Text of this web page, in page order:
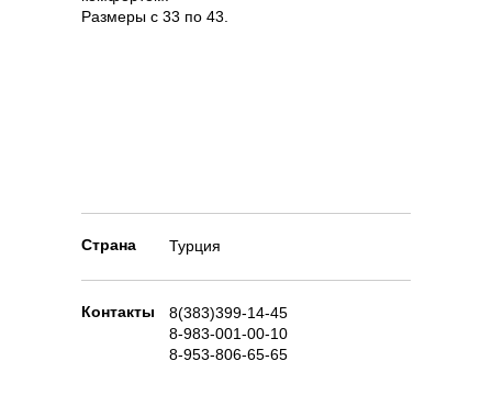
Страна Турция
Размеры с 33 по 43.
Контакты
8(383)399-14-45
8-983-001-00-10
8-953-806-65-65